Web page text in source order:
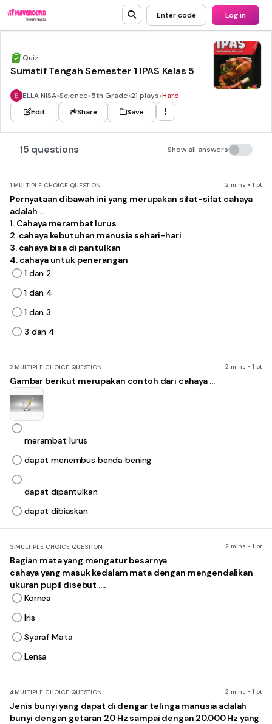
Enter code Log in
Quiz
Sumatif Tengah Semester 1 IPAS Kelas 5
ELLA NISA•Science•5th Grade•21 plays•Hard
Edit
Share Save
15 questions Show all answers
1.MULTIPLE CHOICE QUESTION 2 mins • 1 pt
Pernyataan dibawah ini yang merupakan sifat-sifat cahaya
adalah …
1. Cahaya merambat lurus
2. cahaya kebutuhan manusia sehari-hari
3. cahaya bisa di pantulkan
4. cahaya untuk penerangan
1 dan 2
1 dan 4
1 dan 3
3 dan 4
2.MULTIPLE CHOICE QUESTION 2 mins • 1 pt
Gambar berikut merupakan contoh dari cahaya ...
merambat lurus
dapat menembus benda bening
dapat dipantulkan
dapat dibiaskan
3.MULTIPLE CHOICE QUESTION 2 mins • 1 pt
Bagian mata yang mengatur besarnya
cahaya yang masuk kedalam mata dengan mengendalikan
ukuran pupil disebut ....
Kornea
Iris
Syaraf Mata
Lensa
4.MULTIPLE CHOICE QUESTION 2 mins • 1 pt
Jenis bunyi yang dapat di dengar telinga manusia adalah
bunyi dengan getaran 20 Hz sampai dengan 20.000 Hz yang